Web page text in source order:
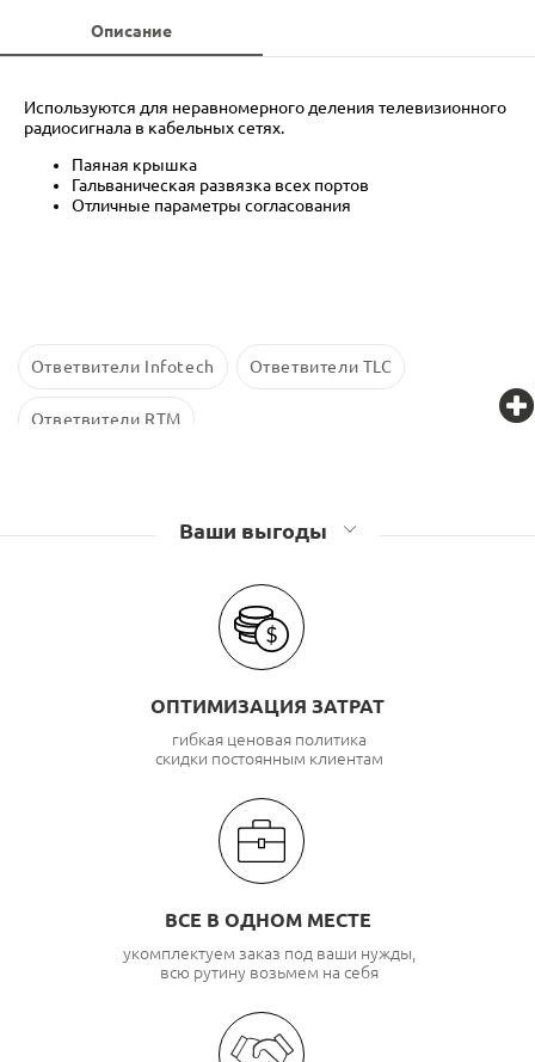
Описание
Используются для неравномерного деления телевизионного
радиосигнала в кабельных сетях.
Паяная крышка
Гальваническая развязка всех портов
Отличные параметры согласования
Ответвители Infotech Ответвители TLC
Ответвители RTM
Ваши выгоды
ОПТИМИЗАЦИЯ ЗАТРАТ
гибкая ценовая политика
скидки постоянным клиентам
ВСЕ В ОДНОМ МЕСТЕ
укомплектуем заказ под ваши нужды,
всю рутину возьмем на себя